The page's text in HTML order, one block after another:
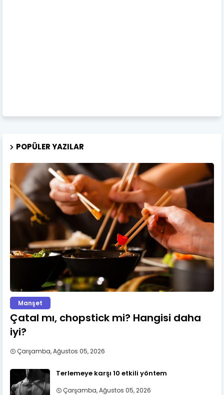
POPÜLER YAZILAR
Manşet
Çatal mı, chopstick mi? Hangisi daha
iyi?
Çarşamba, Ağustos 05, 2026
Terlemeye karşı 10 etkili yöntem
Çarşamba, Ağustos 05, 2026